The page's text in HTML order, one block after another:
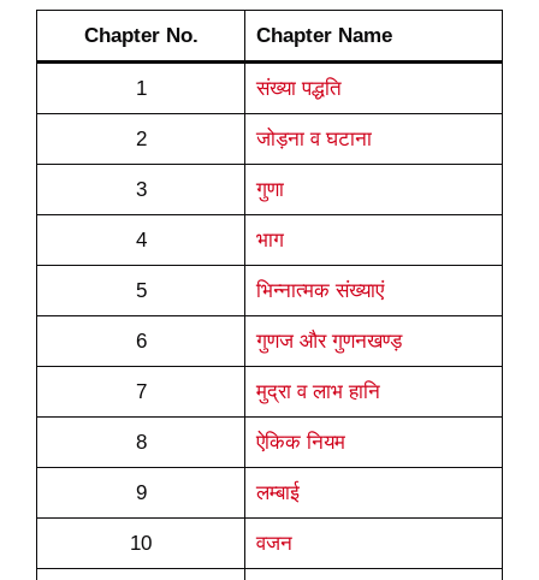
Chapter No. Chapter Name
1 संख्या पद्धति
2 जोड़ना व घटाना
3 गुणा
4 भाग
5 भिन्नात्मक संख्याएं
6 गुणज और गुणनखण्ड़
7 मुद्रा व लाभ हानि
8 ऐकिक नियम
9 लम्बाई
10 वजन